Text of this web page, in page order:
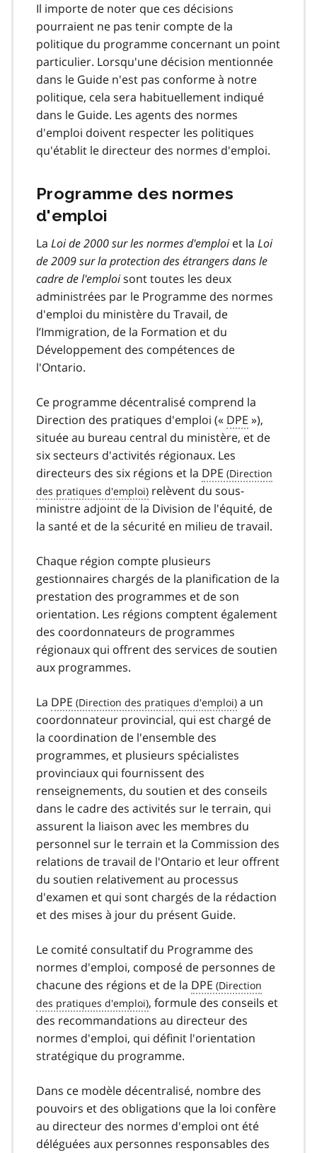
Il importe de noter que ces décisions
pourraient ne pas tenir compte de la
politique du programme concernant un point
particulier. Lorsqu'une décision mentionnée
dans le Guide n'est pas conforme à notre
politique, cela sera habituellement indiqué
dans le Guide. Les agents des normes
d'emploi doivent respecter les politiques
qu'établit le directeur des normes d'emploi.
Programme des normes
d'emploi
La Loi de 2000 sur les normes d'emploiet la Loi
de 2009 sur la protection des étrangers dans le
cadre de l'emploisont toutes les deux
administrées par le Programme des normes
d'emploi du ministère du Travail, de
l’Immigration, de la Formation et du
Développement des compétences de
l'Ontario.
Ce programme décentralisé comprend la
Direction des pratiques d'emploi (« DPE »),
située au bureau central du ministère, et de
six secteurs d'activités régionaux. Les
directeurs des six régions et la DPE
relèvent du sous-
ministre adjoint de la Division de l'équité, de
la santé et de la sécurité en milieu de travail.
Chaque région compte plusieurs
gestionnaires chargés de la planification de la
prestation des programmes et de son
orientation. Les régions comptent également
des coordonnateurs de programmes
régionaux qui offrent des services de soutien
aux programmes.
La DPE
a un
coordonnateur provincial, qui est chargé de
la coordination de l'ensemble des
programmes, et plusieurs spécialistes
provinciaux qui fournissent des
renseignements, du soutien et des conseils
dans le cadre des activités sur le terrain, qui
assurent la liaison avec les membres du
personnel sur le terrain et la Commission des
relations de travail de l'Ontario et leur offrent
du soutien relativement au processus
d'examen et qui sont chargés de la rédaction
et des mises à jour du présent Guide.
Le comité consultatif du Programme des
normes d'emploi, composé de personnes de
chacune des régions et de la DPE
, formule des conseils et
des recommandations au directeur des
normes d'emploi, qui définit l'orientation
stratégique du programme.
Dans ce modèle décentralisé, nombre des
pouvoirs et des obligations que la loi confère
au directeur des normes d'emploi ont été
déléguées aux personnes responsables des